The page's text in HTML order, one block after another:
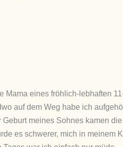
Mama eines fröhlich-lebhaften
auf dem Weg habe ich
meines Sohnes kamen
es schwerer, mich in meinem